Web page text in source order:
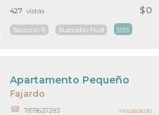
$0
Seccion 8 Subsidio hud MAS
427 vistas
Fajardo
Apartamento Pequeño
7878637283 PR52806130